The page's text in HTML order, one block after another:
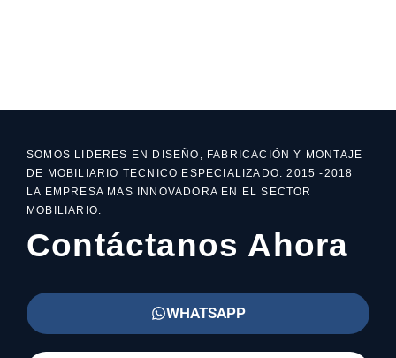
SOMOS LIDERES EN DISEÑO, FABRICACIÓN Y MONTAJE
DE MOBILIARIO TECNICO ESPECIALIZADO. 2015 -2018
LA EMPRESA MAS INNOVADORA EN EL SECTOR
MOBILIARIO.
Contáctanos Ahora
WHATSAPP